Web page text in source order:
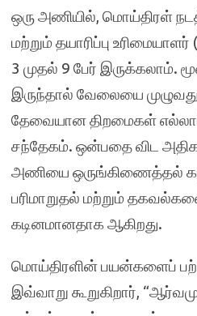
ஒரு அணியில், மொய்திரள்
மற்றும் தயாரிப்பு
3 முதல் 9 பேர் இருக்கலாம்.
இருந்தால் வேலையை
தேவையான திறமைகள்
சந்தேகம். ஒன்பதை விட
அணியை ஒருங்கிணைத்தல்
பரிமாறுதல் மற்றும்
கடினமானதாக ஆகிறது.
மொய்திரளின் பயன்களைப்
இவ்வாறு கூறுகிறார்,